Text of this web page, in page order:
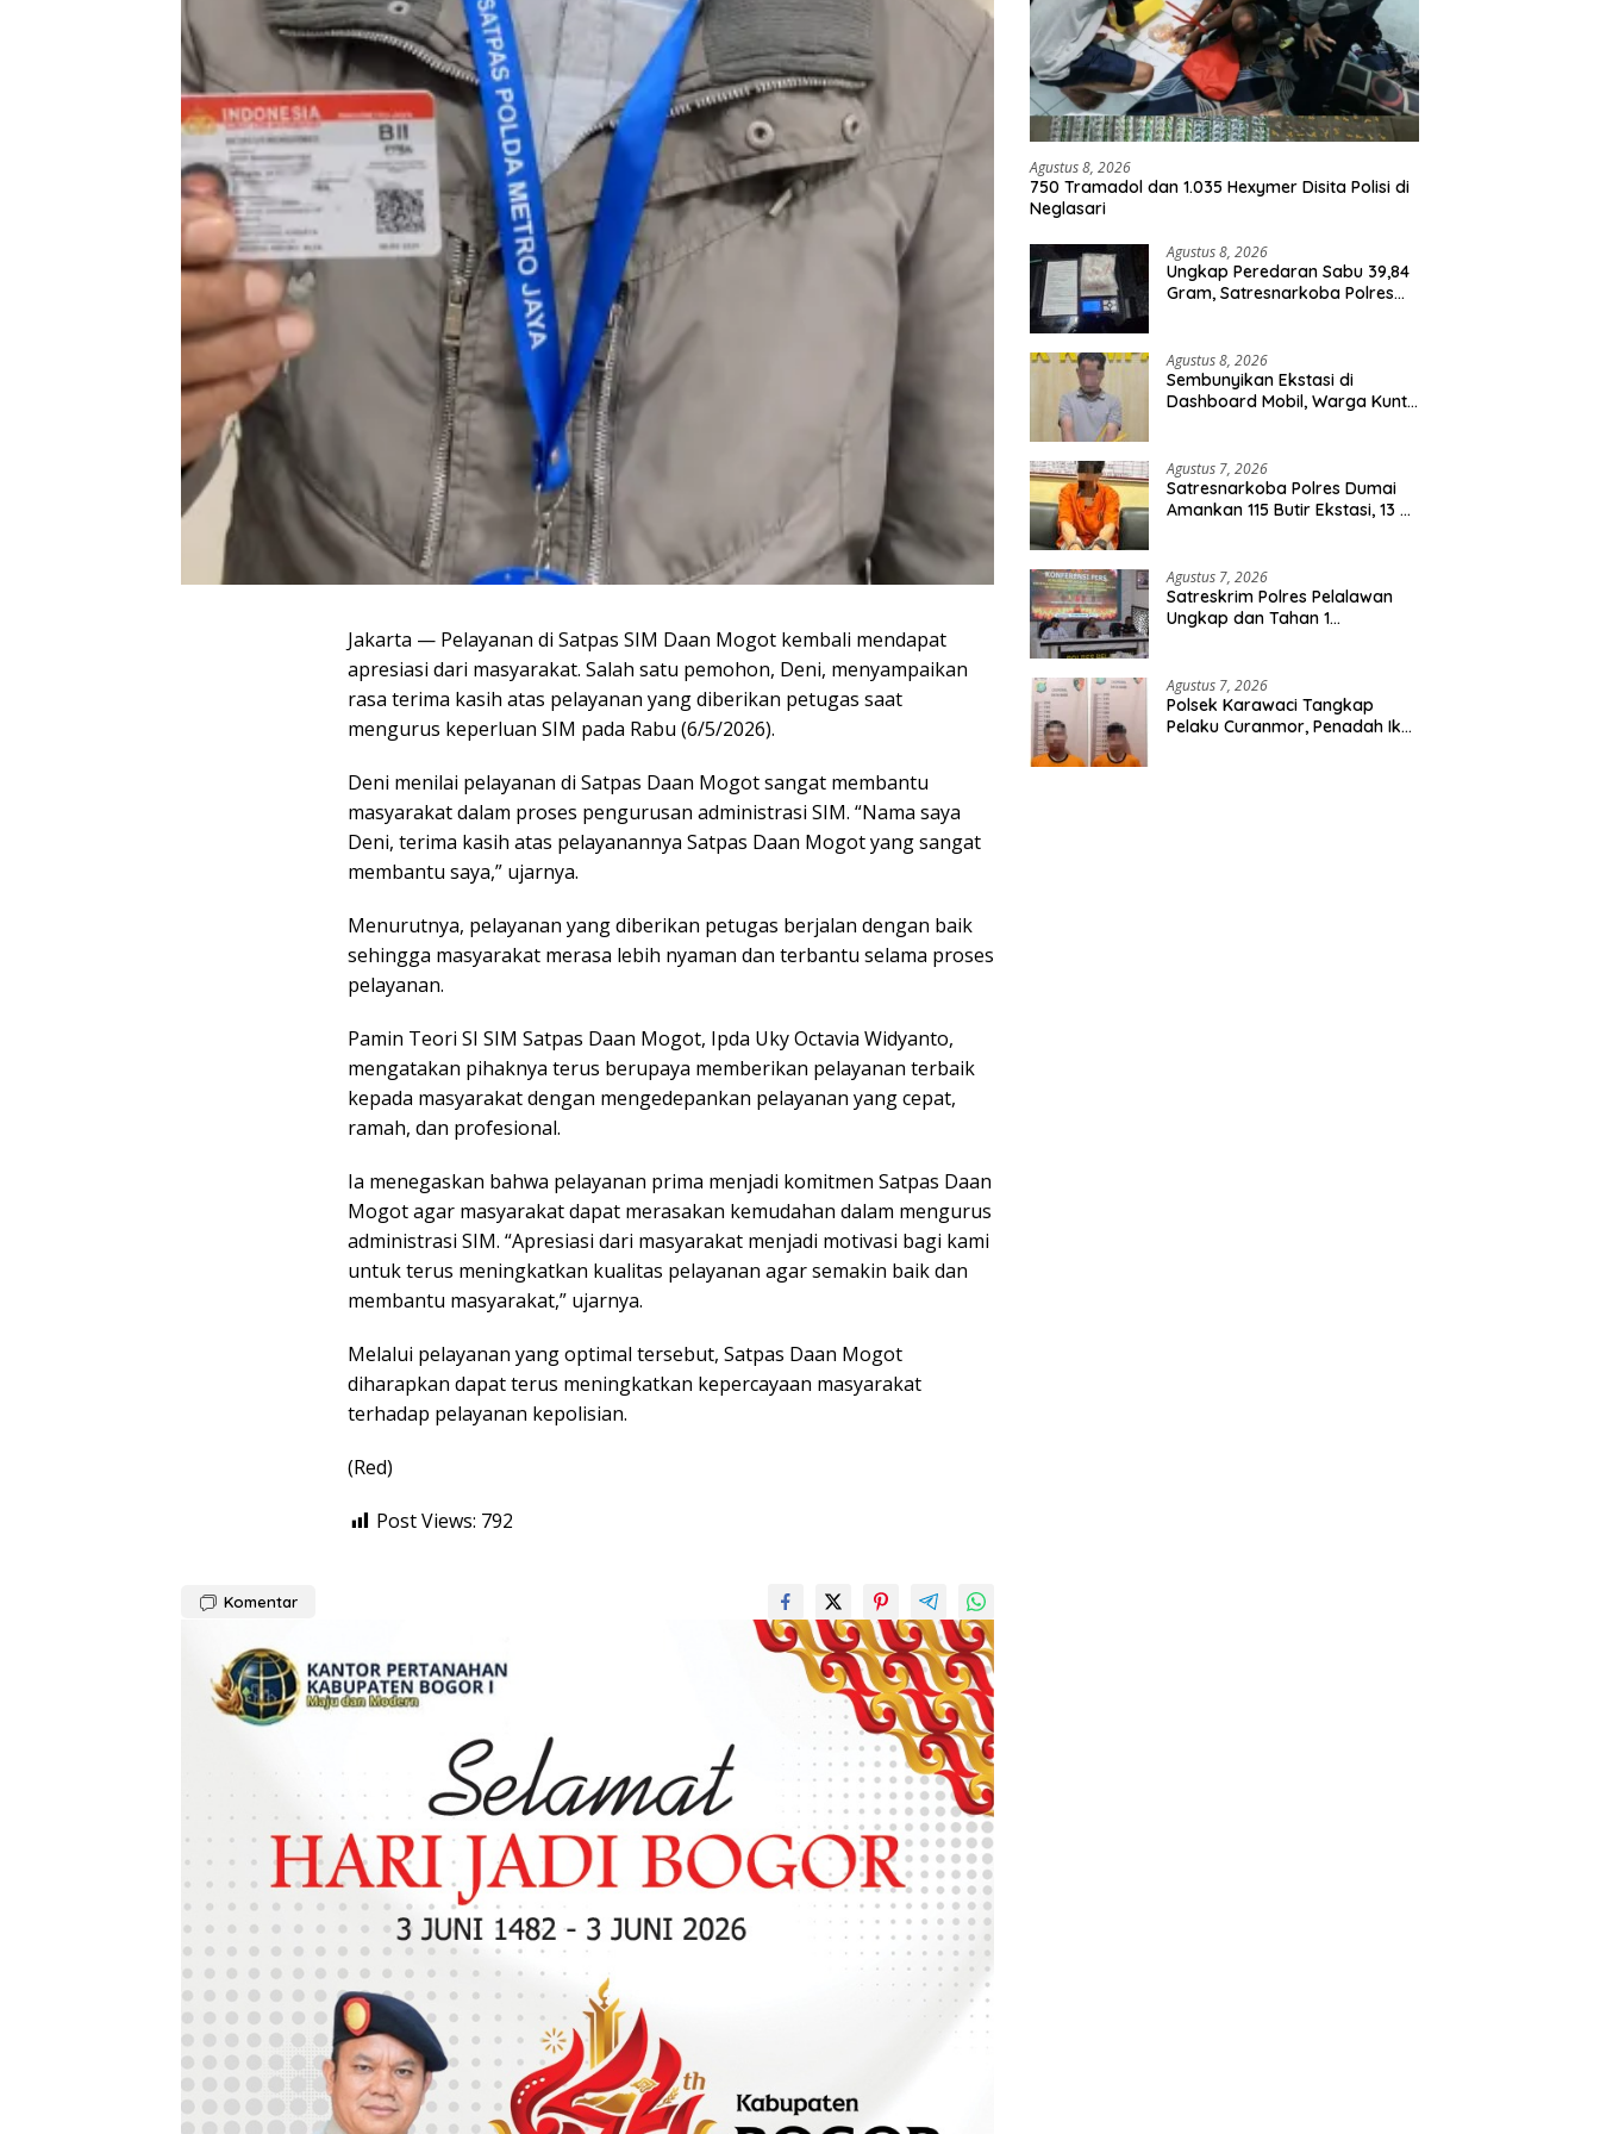
Jakarta — Pelayanan di Satpas SIM Daan Mogot kembali mendapat
apresiasi dari masyarakat. Salah satu pemohon, Deni, menyampaikan
rasa terima kasih atas pelayanan yang diberikan petugas saat
mengurus keperluan SIM pada Rabu (6/5/2026).
Deni menilai pelayanan di Satpas Daan Mogot sangat membantu
masyarakat dalam proses pengurusan administrasi SIM. “Nama saya
Deni, terima kasih atas pelayanannya Satpas Daan Mogot yang sangat
membantu saya,” ujarnya.
Menurutnya, pelayanan yang diberikan petugas berjalan dengan baik
sehingga masyarakat merasa lebih nyaman dan terbantu selama proses
pelayanan.
Pamin Teori SI SIM Satpas Daan Mogot, Ipda Uky Octavia Widyanto,
mengatakan pihaknya terus berupaya memberikan pelayanan terbaik
kepada masyarakat dengan mengedepankan pelayanan yang cepat,
ramah, dan profesional.
Ia menegaskan bahwa pelayanan prima menjadi komitmen Satpas Daan
Mogot agar masyarakat dapat merasakan kemudahan dalam mengurus
administrasi SIM. “Apresiasi dari masyarakat menjadi motivasi bagi kami
untuk terus meningkatkan kualitas pelayanan agar semakin baik dan
membantu masyarakat,” ujarnya.
Melalui pelayanan yang optimal tersebut, Satpas Daan Mogot
diharapkan dapat terus meningkatkan kepercayaan masyarakat
terhadap pelayanan kepolisian.
(Red)
Post Views: 792
Komentar
Agustus 8, 2026
750 Tramadol dan 1.035 Hexymer Disita Polisi di
Neglasari
Agustus 8, 2026
Ungkap Peredaran Sabu 39,84
Gram, Satresnarkoba Polres
Agustus 8, 2026
Sembunyikan Ekstasi di
Dashboard Mobil, Warga Kuntu
Agustus 7, 2026
Satresnarkoba Polres Dumai
Amankan 115 Butir Ekstasi, 13 Pil
Agustus 7, 2026
Satreskrim Polres Pelalawan
Ungkap dan Tahan 1
Agustus 7, 2026
Polsek Karawaci Tangkap
Pelaku Curanmor, Penadah Ikut